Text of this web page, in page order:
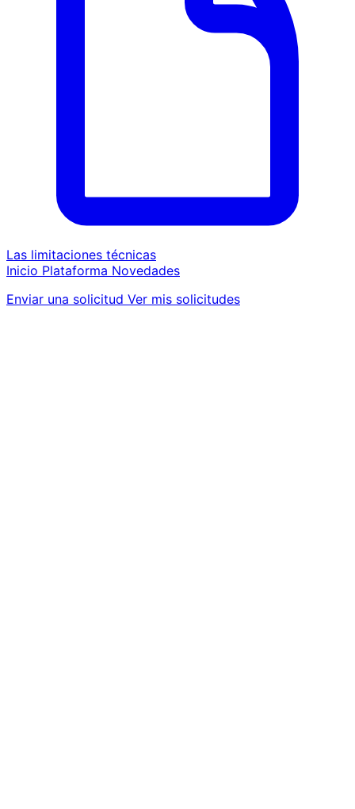
Las limitaciones técnicas
Inicio Plataforma Novedades
Enviar una solicitud Ver mis solicitudes